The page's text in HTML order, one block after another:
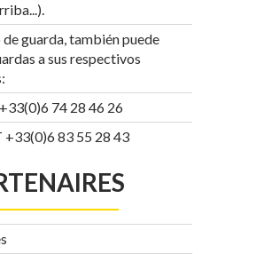
guarda, también puede
a sus respectivos
74 28 46 26
+33(0)6 83 55 28 43